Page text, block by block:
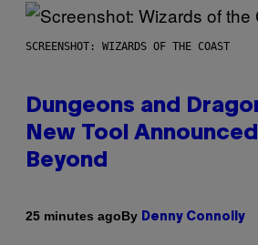
SCREENSHOT: WIZARDS OF THE COAST
Dungeons and
New Tool
Beyond
25 minutes agoBy Denny Connolly